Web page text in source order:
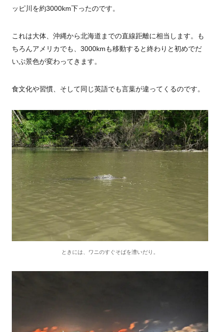
ッピ川を約3000km下ったのです。
これは大体、沖縄から北海道までの直線距離に相当します。も
ちろんアメリカでも、3000kmも移動すると終わりと初めでだ
いぶ景色が変わってきます。
食文化や習慣、そして同じ英語でも言葉が違ってくるのです。
ときには、ワニのすぐそばを漕いだり。